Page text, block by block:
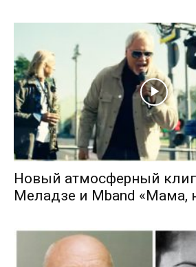
Новый атмосферный
Меладзе и Mband «Мама,